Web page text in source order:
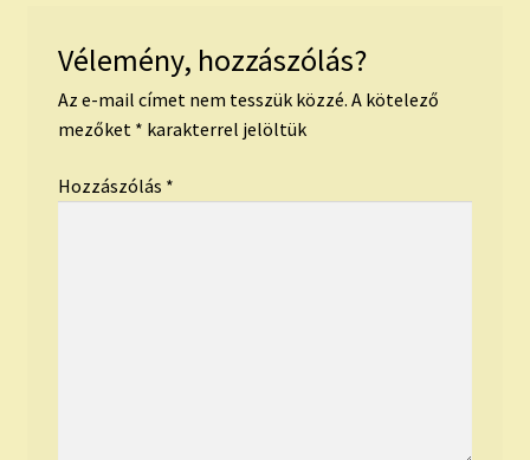
Vélemény, hozzászólás?
Az e-mail címet nem tesszük közzé. A kötelező
mezőket * karakterrel jelöltük
Hozzászólás *